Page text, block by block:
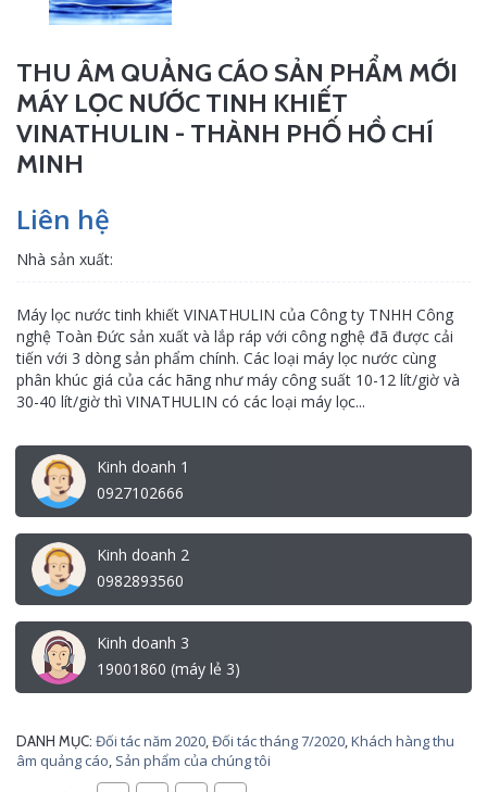
THU ÂM QUẢNG CÁO SẢN PHẨM MỚI
MÁY LỌC NƯỚC TINH KHIẾT
VINATHULIN - THÀNH PHỐ HỒ CHÍ
MINH
Liên hệ
Nhà sản xuất:
Máy lọc nước tinh khiết VINATHULIN của Công ty TNHH Công
nghệ Toàn Đức sản xuất và lắp ráp với công nghệ đã được cải
tiến với 3 dòng sản phẩm chính. Các loại máy lọc nước cùng
phân khúc giá của các hãng như máy công suất 10-12 lít/giờ và
30-40 lít/giờ thì VINATHULIN có các loại máy lọc...
Kinh doanh 1
0927102666
Kinh doanh 2
0982893560
Kinh doanh 3
19001860 (máy lẻ 3)
DANH MỤC: Đối tác năm 2020,Đối tác tháng 7/2020,Khách hàng thu
âm quảng cáo, Sản phẩm của chúng tôi